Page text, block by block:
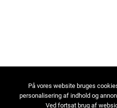
På vores website bruges
personalisering af indhold og
Ved fortsat brug af